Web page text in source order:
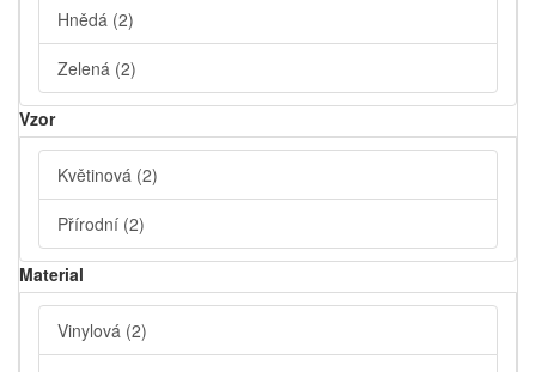
Hnědá (2)
Zelená (2)
Vzor
Květinová (2)
Přírodní (2)
Material
Vinylová (2)